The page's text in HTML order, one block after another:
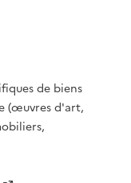
de biens
(œuvres d'art,